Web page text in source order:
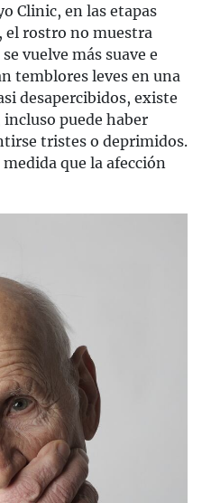
Clinic, en las etapas
el rostro no muestra
vuelve más suave e
temblores leves en una
desapercibidos, existe
puede haber
tristes o deprimidos.
que la afección